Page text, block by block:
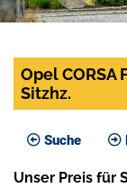
Opel CORSA
Sitzhz.
Suche
Unser Preis für